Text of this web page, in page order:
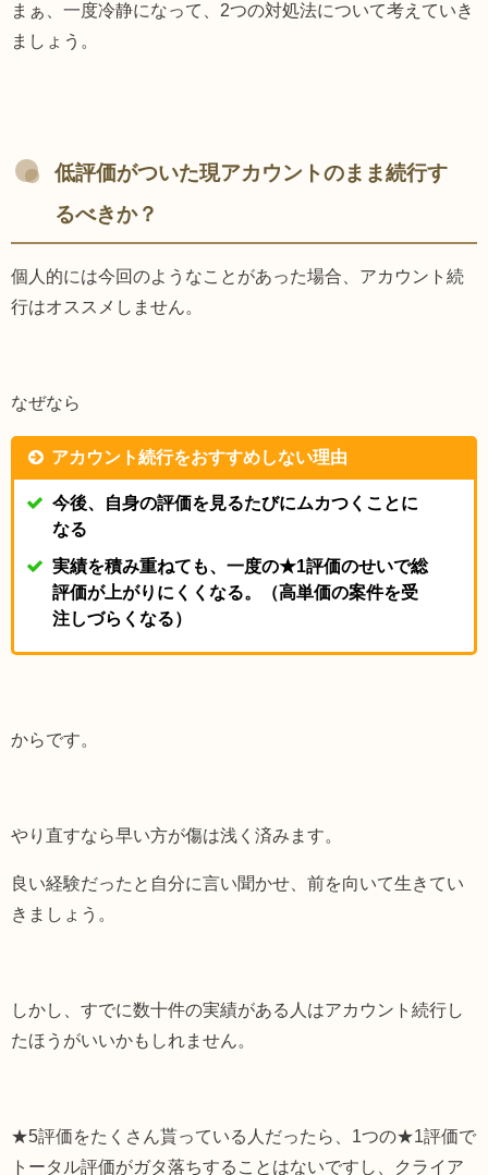
まぁ、一度冷静になって、2つの対処法について考えていき
ましょう。
低評価がついた現アカウントのまま続行す
るべきか？
個人的には今回のようなことがあった場合、アカウント続
行はオススメしません。
なぜなら
アカウント続行をおすすめしない理由
今後、自身の評価を見るたびにムカつくことに
なる
実績を積み重ねても、一度の★1評価のせいで総
評価が上がりにくくなる。（高単価の案件を受
注しづらくなる）
からです。
やり直すなら早い方が傷は浅く済みます。
良い経験だったと自分に言い聞かせ、前を向いて生きてい
きましょう。
しかし、すでに数十件の実績がある人はアカウント続行し
たほうがいいかもしれません。
★5評価をたくさん貰っている人だったら、1つの★1評価で
トータル評価がガタ落ちすることはないですし、クライア